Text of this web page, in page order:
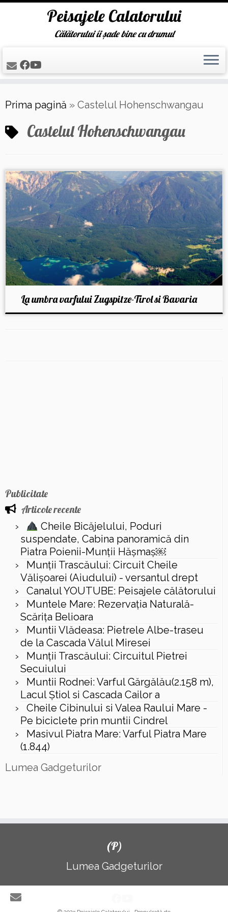
to
content
Peisajele Calatorului
Călătorului îi șade bine cu drumul
Prima pagină » Castelul Hohenschwangau
Castelul Hohenschwangau
La umbra varfului Zugspitze-Tirol si Bavaria
Publicitate
Articole recente
Cheile Bicăjelului, Poduri
suspendate, Cabina panoramică din
Piatra Poienii-Munții Hășmaș￼
Munții Trascăului: Circuit Cheile
Vălișoarei (Aiudului) - versantul drept
Canalul YOUTUBE: Peisajele călătorului
Muntele Mare: Rezervaţia Naturală-
Scăriţa Belioara
Muntii Vlădeasa: Pietrele Albe-traseu
de la Cascada Vălul Miresei
Munții Trascăului: Circuitul Pietrei
Secuiului
Muntii Rodnei: Varful Gărgălău(2.158 m),
Lacul Ştiol si Cascada Cailor a
Cheile Cibinului si Valea Raului Mare -
Pe biciclete prin muntii Cindrel
Masivul Piatra Mare: Varful Piatra Mare
(1.844)
Lumea Gadgeturilor
(P)
Lumea Gadgeturilor